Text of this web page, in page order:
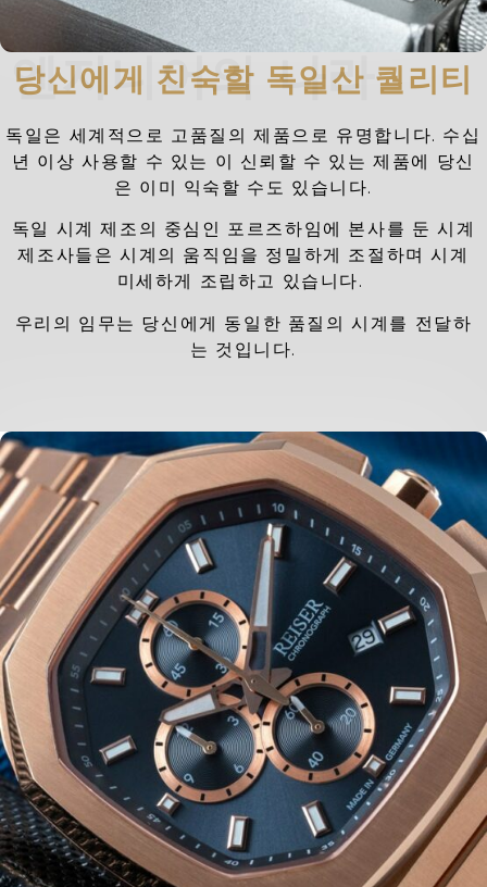
당신에게 친숙할 독일산 퀄리티
엔지니어의 나라
독일은 세계적으로 고품질의 제품으로 유명합니다. 수십
년 이상 사용할 수 있는 이 신뢰할 수 있는 제품에 당신
은 이미 익숙할 수도 있습니다.
독일 시계 제조의 중심인 포르즈하임에 본사를 둔 시계
제조사들은 시계의 움직임을 정밀하게 조절하며 시계
미세하게 조립하고 있습니다.
우리의 임무는 당신에게 동일한 품질의 시계를 전달하
는 것입니다.